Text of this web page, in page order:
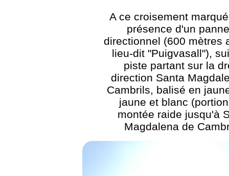
A ce croisement
présence d'un
directionnel (600 mètres
lieu-dit "Puigvasall"),
piste partant sur la
direction Santa
Cambrils, balisé en
jaune et blanc
montée raide jusqu'à
Magdalena de